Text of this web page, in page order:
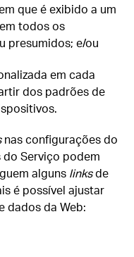
que é exibido a um
todos os
presumidos; e/ou
em cada
dos padrões de
nas configurações do
do Serviço podem
alguns linksde
é possível ajustar
dados da Web: